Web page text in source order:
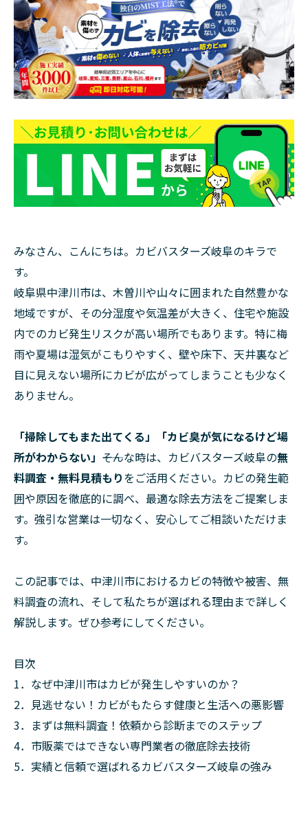
みなさん、こんにちは。カビバスターズ岐阜のキラで
す。
岐阜県中津川市は、木曽川や山々に囲まれた自然豊かな
地域ですが、その分湿度や気温差が大きく、住宅や施設
内でのカビ発生リスクが高い場所でもあります。特に梅
雨や夏場は湿気がこもりやすく、壁や床下、天井裏など
目に見えない場所にカビが広がってしまうことも少なく
ありません。
「掃除してもまた出てくる」「カビ臭が気になるけど場
所がわからない」 ――そんな時は、カビバスターズ岐阜の無
料調査・無料見積もりをご活用ください。カビの発生範
囲や原因を徹底的に調べ、最適な除去方法をご提案しま
す。強引な営業は一切なく、安心してご相談いただけま
す。
この記事では、中津川市におけるカビの特徴や被害、無
料調査の流れ、そして私たちが選ばれる理由まで詳しく
解説します。ぜひ参考にしてください。
目次
1．なぜ中津川市はカビが発生しやすいのか？
2．見逃せない！カビがもたらす健康と生活への悪影響
3．まずは無料調査！依頼から診断までのステップ
4．市販薬ではできない専門業者の徹底除去技術
5．実績と信頼で選ばれるカビバスターズ岐阜の強み